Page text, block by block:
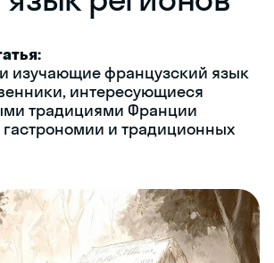
изучающие французский язык
интересующиеся
традициями Франции
и традиционных